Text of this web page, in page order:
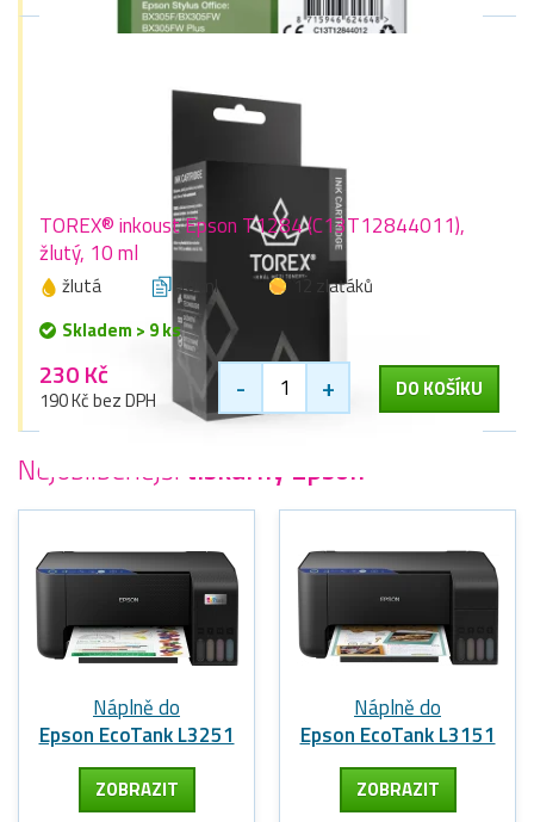
TOREX® inkoust Epson T1284 (C13T12844011),
žlutý, 10 ml
žlutá 10 ml
12 zlaťáků
Skladem > 9 ks
230 Kč
190 Kč bez DPH - + DO KOŠÍKU
Nejoblíbenější tiskárny Epson
Náplně do
Epson EcoTank L3251
ZOBRAZIT
Náplně do
Epson EcoTank L3151
ZOBRAZIT